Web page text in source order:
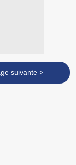
suivante >